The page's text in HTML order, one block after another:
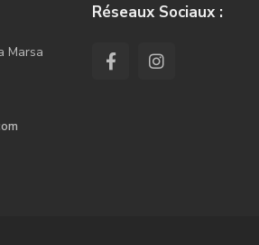
Marsa
Réseaux Sociaux :